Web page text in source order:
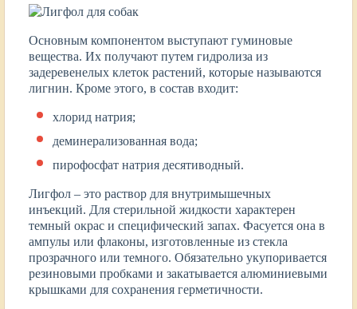
Основным компонентом выступают гуминовые
вещества. Их получают путем гидролиза из
задеревенелых клеток растений, которые называются
лигнин. Кроме этого, в состав входит:
хлорид натрия;
деминерализованная вода;
пирофосфат натрия десятиводный.
Лигфол – это раствор для внутримышечных
инъекций. Для стерильной жидкости характерен
темный окрас и специфический запах. Фасуется она в
ампулы или флаконы, изготовленные из стекла
прозрачного или темного. Обязательно укупоривается
резиновыми пробками и закатывается алюминиевыми
крышками для сохранения герметичности.